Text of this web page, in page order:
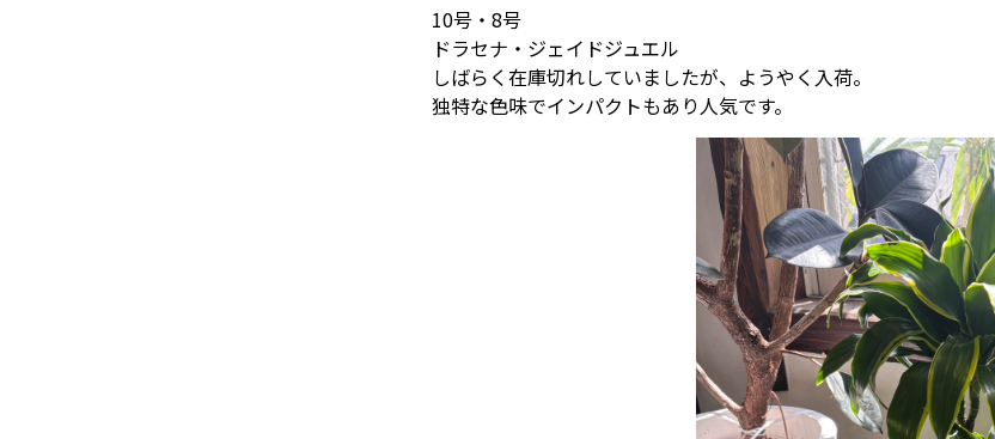
10号・8号
ドラセナ・ジェイドジュエル
しばらく在庫切れしていましたが、ようやく入荷。
独特な色味でインパクトもあり人気です。